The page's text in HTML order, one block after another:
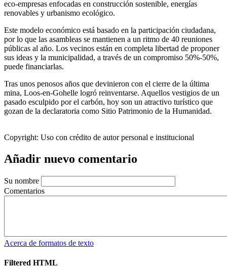
eco-empresas enfocadas en construcción sostenible, energías
renovables y urbanismo ecológico.
Este modelo económico está basado en la participación ciudadana,
por lo que las asambleas se mantienen a un ritmo de 40 reuniones
públicas al año. Los vecinos están en completa libertad de proponer
sus ideas y la municipalidad, a través de un compromiso 50%-50%,
puede financiarlas.
Tras unos penosos años que devinieron con el cierre de la última
mina, Loos-en-Gohelle logró reinventarse. Aquellos vestigios de un
pasado esculpido por el carbón, hoy son un atractivo turístico que
gozan de la declaratoria como Sitio Patrimonio de la Humanidad.
Copyright: Uso con crédito de autor personal e institucional
Añadir nuevo comentario
Su nombre
Comentarios
Acerca de formatos de texto
Filtered HTML